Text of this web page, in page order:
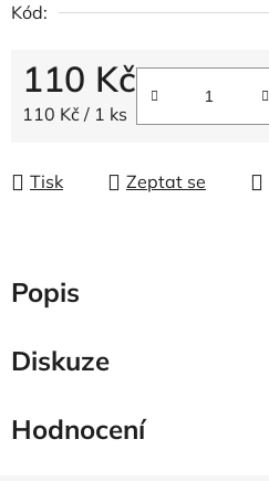
Kód:
110 Kč
Měrná cena:
110 Kč / 1 ks
Tisk Zeptat se
Popis
Diskuze
Hodnocení